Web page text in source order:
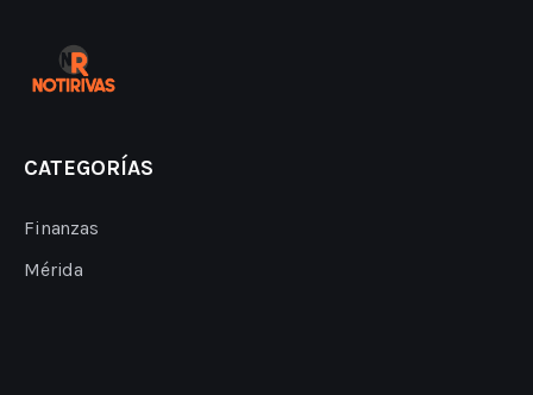
CATEGORÍAS
Finanzas
Mérida